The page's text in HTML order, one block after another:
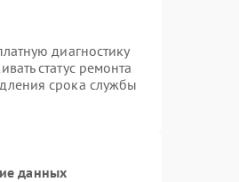
диагностику
статус ремонта
срока службы
данных